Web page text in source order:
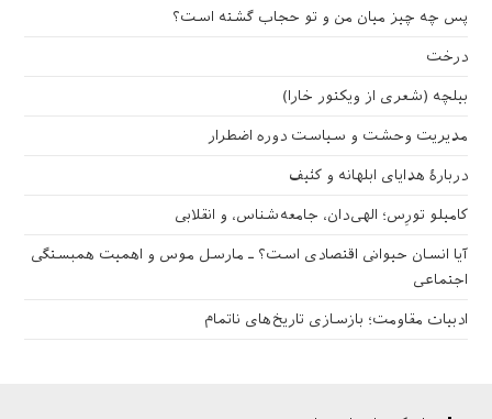
پس چه چیز میان من و تو حجاب گشته است؟
درخت
بیلچه (شعری از ویکتور خارا)
مدیریت وحشت و سیاست دوره اضطرار
دربارهٔ هدایای ابلهانه و کثیف
کامیلو تورِس؛ الهی‌دان، جامعه‌شناس، و انقلابی
آیا انسان حیوانی اقتصادی است؟ ـ مارسل موس و اهمیت همبستگی
اجتماعی
ادبیات مقاومت؛ بازسازی تاریخ‌های ناتمام